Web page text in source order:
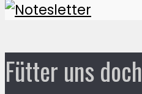
Fütter uns doch